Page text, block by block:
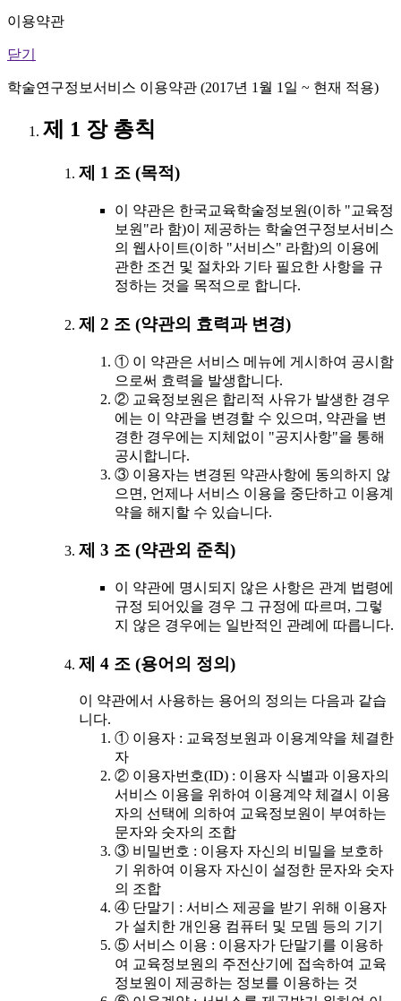
이용약관
닫기
학술연구정보서비스 이용약관 (2017년 1월 1일 ~ 현재 적용)
제 1 장 총칙
제 1 조 (목적)
이 약관은 한국교육학술정보원(이하 "교육정
보원"라 함)이 제공하는 학술연구정보서비스
의 웹사이트(이하 "서비스" 라함)의 이용에
관한 조건 및 절차와 기타 필요한 사항을 규
정하는 것을 목적으로 합니다.
제 2 조 (약관의 효력과 변경)
① 이 약관은 서비스 메뉴에 게시하여 공시함
으로써 효력을 발생합니다.
② 교육정보원은 합리적 사유가 발생한 경우
에는 이 약관을 변경할 수 있으며, 약관을 변
경한 경우에는 지체없이 "공지사항"을 통해
공시합니다.
③ 이용자는 변경된 약관사항에 동의하지 않
으면, 언제나 서비스 이용을 중단하고 이용계
약을 해지할 수 있습니다.
제 3 조 (약관외 준칙)
이 약관에 명시되지 않은 사항은 관계 법령에
규정 되어있을 경우 그 규정에 따르며, 그렇
지 않은 경우에는 일반적인 관례에 따릅니다.
제 4 조 (용어의 정의)
이 약관에서 사용하는 용어의 정의는 다음과 같습
니다.
① 이용자 : 교육정보원과 이용계약을 체결한
자
② 이용자번호(ID) : 이용자 식별과 이용자의
서비스 이용을 위하여 이용계약 체결시 이용
자의 선택에 의하여 교육정보원이 부여하는
문자와 숫자의 조합
③ 비밀번호 : 이용자 자신의 비밀을 보호하
기 위하여 이용자 자신이 설정한 문자와 숫자
의 조합
④ 단말기 : 서비스 제공을 받기 위해 이용자
가 설치한 개인용 컴퓨터 및 모뎀 등의 기기
⑤ 서비스 이용 : 이용자가 단말기를 이용하
여 교육정보원의 주전산기에 접속하여 교육
정보원이 제공하는 정보를 이용하는 것